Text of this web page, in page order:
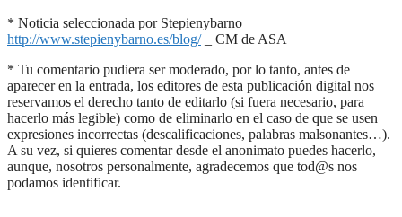
* Noticia seleccionada por Stepienybarno
http://www.stepienybarno.es/blog/_ CM de ASA
* Tu comentario pudiera ser moderado, por lo tanto, antes de
aparecer en la entrada, los editores de esta publicación digital nos
reservamos el derecho tanto de editarlo (si fuera necesario, para
hacerlo más legible) como de eliminarlo en el caso de que se usen
expresiones incorrectas (descalificaciones, palabras malsonantes…).
A su vez, si quieres comentar desde el anonimato puedes hacerlo,
aunque, nosotros personalmente, agradecemos que tod@s nos
podamos identificar.